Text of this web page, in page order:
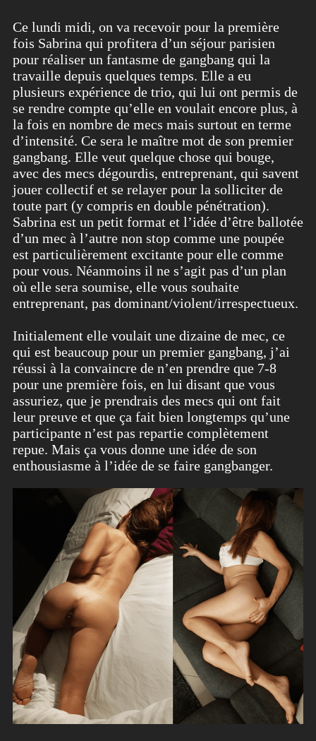
Ce lundi midi, on va recevoir pour la première
fois Sabrina qui profitera d’un séjour parisien
pour réaliser un fantasme de gangbang qui la
travaille depuis quelques temps. Elle a eu
plusieurs expérience de trio, qui lui ont permis de
se rendre compte qu’elle en voulait encore plus, à
la fois en nombre de mecs mais surtout en terme
d’intensité. Ce sera le maître mot de son premier
gangbang. Elle veut quelque chose qui bouge,
avec des mecs dégourdis, entreprenant, qui savent
jouer collectif et se relayer pour la solliciter de
toute part (y compris en double pénétration).
Sabrina est un petit format et l’idée d’être ballotée
d’un mec à l’autre non stop comme une poupée
est particulièrement excitante pour elle comme
pour vous. Néanmoins il ne s’agit pas d’un plan
où elle sera soumise, elle vous souhaite
entreprenant, pas dominant/violent/irrespectueux.
Initialement elle voulait une dizaine de mec, ce
qui est beaucoup pour un premier gangbang, j’ai
réussi à la convaincre de n’en prendre que 7-8
pour une première fois, en lui disant que vous
assuriez, que je prendrais des mecs qui ont fait
leur preuve et que ça fait bien longtemps qu’une
participante n’est pas repartie complètement
repue. Mais ça vous donne une idée de son
enthousiasme à l’idée de se faire gangbanger.